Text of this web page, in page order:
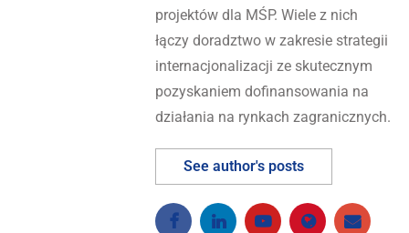
projektów dla MŚP. Wiele z nich
łączy doradztwo w zakresie strategii
internacjonalizacji ze skutecznym
pozyskaniem dofinansowania na
działania na rynkach zagranicznych.
See author's posts